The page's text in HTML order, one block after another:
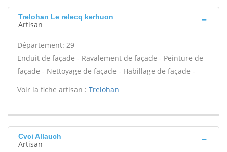
Trelohan Le relecq kerhuon
Artisan
Département: 29
Enduit de façade - Ravalement de façade - Peinture de
façade - Nettoyage de façade - Habillage de façade -
Voir la fiche artisan : Trelohan
Cvci Allauch
Artisan